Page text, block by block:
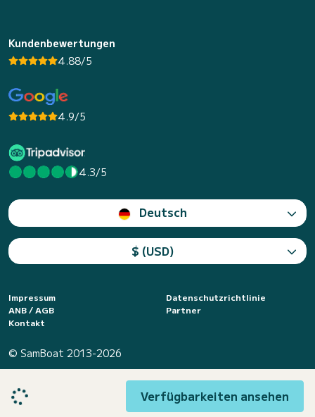
Verfügbarkeiten ansehen
Kundenbewertungen
4.88/5
4.9/5
4.3/5
Deutsch
$ (USD)
Impressum
Datenschutzrichtlinie
ANB / AGB
Partner
Kontakt
© SamBoat 2013-2026